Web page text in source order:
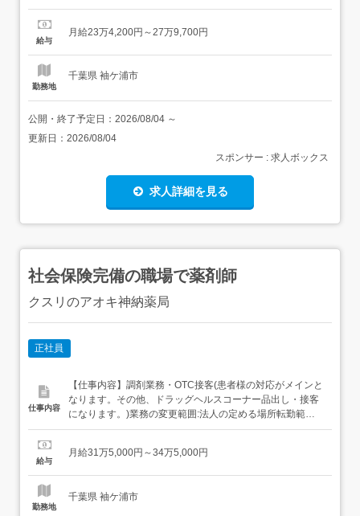
がい者の支援食事介助、入浴介助、排泄介助身の回りのお
安全管理 などご利用者様の日常生活全般をお手伝いし、信
給与
月給23万4,200円～27万9,700円
勤務地
千葉県 袖ケ浦市
公開・終了予定日： 2026/08/04 ～
更新日： 2026/08/04
スポンサー : 求人ボックス
求人詳細を見る
社会保険完備の職場で薬剤師
クスリのアオキ神納薬局
正社員
仕事内容
【仕事内容】調剤業務・OTC接客(患者様の対応がメインと
なります。その他、ドラッグヘルスコーナー品出し・接客
になります。)業務の変更範囲:法人の定める場所転勤範囲:
ナショナル社員・全国、リージョナル社員・本拠地から車
【経験・資格】<応募要件>・薬剤師免許(必須)・普通自動
給与
月給31万5,000円～34万5,000円
勤務地
千葉県 袖ケ浦市